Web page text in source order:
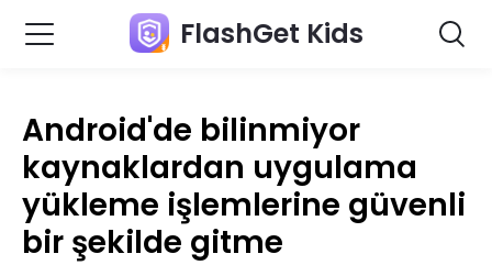
FlashGet Kids
Android'de bilinmiyor
kaynaklardan uygulama
yükleme işlemlerine güvenli
bir şekilde gitme